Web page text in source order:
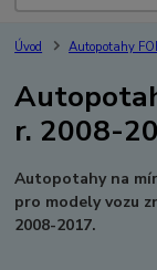
Úvod Autopotahy
r. 2008-
Autopotahy na
pro modely vozu
2008-2017.